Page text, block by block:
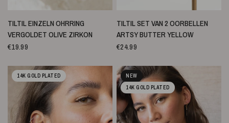
SCHNELLANSICHT
TILTIL EINZELN OHRRING
VERGOLDET OLIVE ZIRKON
€19.99
SCHNELLANSICHT
TILTIL SET VAN 2 OORBELLEN
ARTSY BUTTER YELLOW
€24.99
14K GOLD PLATED
NEW
14K GOLD PLATED